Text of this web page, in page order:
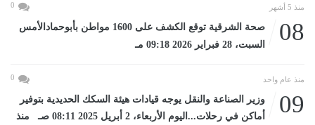
منذ 5 أشهر 0
08
صحة الشرقية توقع الكشف على 1600 مواطن بأبوحمادالأمس
السبت، 28 فبراير 2026 09:18 مـ
منذ عام واحد 0
09
وزير الصناعة والنقل يوجه قيادات هيئة السكك الحديدية بتوفير
أماكن في رحلات...اليوم الأربعاء، 2 أبريل 2025 08:11 صـ منذ